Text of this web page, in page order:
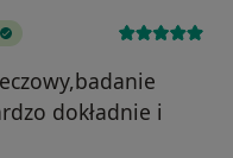
dokładnie i